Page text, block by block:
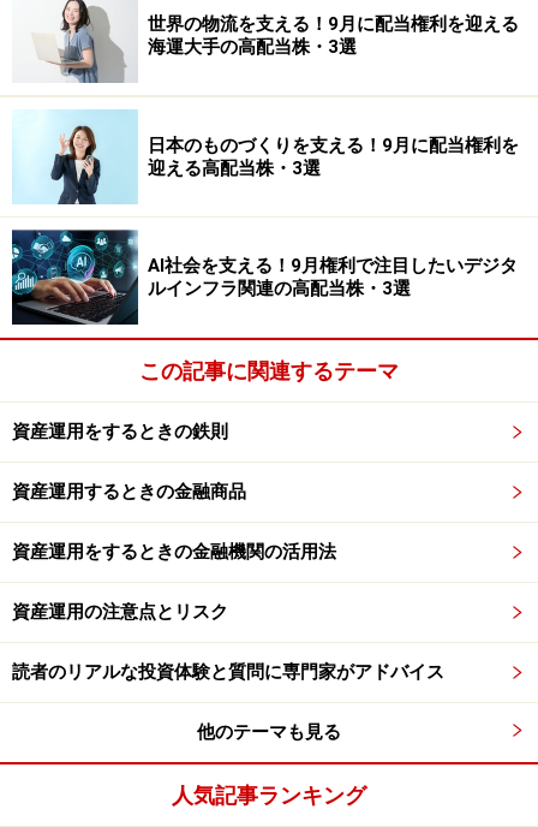
１．同じ期間内で評価する。
異なる投資期間の銘柄を比較しても、まったく意味があ
りません。同じ期間で、できれば6ヶ月超の同じ時期の
パフォーマンスを比較しましょう。毎日の値動きや勝ち
負けを気にすることは百害有って一利なしです。
２．同じピアグループの中で比較する。
ピアグループとは、投資スタイルや資産規模が似通った
ファンドの集団をいいます。類似ファンド分類ともいえ
ます。銘柄の優劣は同じ分類の中で評価しましょう。
日本株と米国株を異なるピアグループですが、同じ日本
株でも大型株式や小型株式、グロース型とバリュー型と
は分けて比較しなければなりません。リンゴとオレンジ
を比べても仕方ないのです。
３．収益は必然だったのか？解明する
ファンドや企業が狙ったシナリオ通りに稼いだのか？と
いうチェックをしないと、偶然に良いパフォーマンスを
あげた銘柄に入れ込む過ちをおかします。良いパフォー
マンスがラッキーだったのか、優れた戦略のせいなのか
第1と第2の条件を整えて、もっとも簡単に比較できるツ
ールは、モーニングスターやリッパーのファンド格付け
世界の物流を支える！9月に配当権利を迎える
海運大手の高配当株・3選
日本のものづくりを支える！9月に配当権利を
迎える高配当株・3選
AI社会を支える！9月権利で注目したいデジタ
ルインフラ関連の高配当株・3選
この記事に関連するテーマ
資産運用をするときの鉄則
資産運用するときの金融商品
資産運用をするときの金融機関の活用法
資産運用の注意点とリスク
読者のリアルな投資体験と質問に専門家がアドバイス
他のテーマも見る
人気記事ランキング